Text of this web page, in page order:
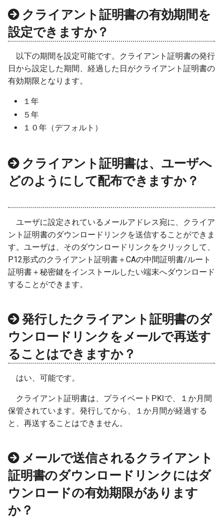
クライアント証明書の有効期間を
設定できますか？
以下の期間を設定可能です。クライアント証明書の発行
日から設定した期間、経過した日がクライアント証明書の
有効期限となります。
１年
５年
１０年（デフォルト）
クライアント証明書は、ユーザへ
どのようにして配布できますか？
ユーザに設定されているメールアドレス宛に、クライア
ント証明書のダウンロードリンクを送信することができま
す。ユーザは、そのダウンロードリンクをクリックして、
P12形式のクライアント証明書＋CAの中間証明書/ルート
証明書＋秘密鍵をインストールしたい端末へダウンロード
することができます。
発行したクライアント証明書のダ
ウンロードリンクをメールで再送す
ることはできますか？
はい、可能です。
クライアント証明書は、プライベートPKIで、１か月間
保管されています。発行してから、１か月間が経過する
と、再送することはできません。
メールで送信されるクライアント
証明書のダウンロードリンクにはダ
ウンロードの有効期限があります
か？